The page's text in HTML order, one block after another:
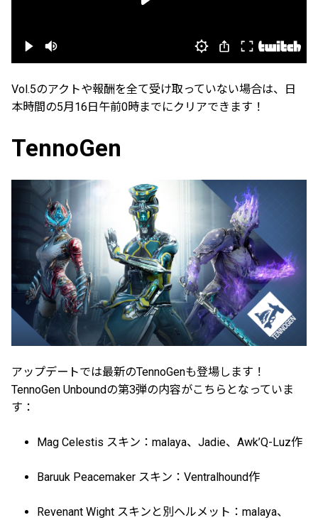
Vol.5のアクトや報酬を全て受け取っていない場合は、日
本時間の5月16日午前0時までにクリアできます！
TennoGen
アップデートでは最新のTennoGenも登場します！
TennoGen Unboundの第3弾の内容がこちらとなっていま
す：
Mag Celestis スキン：malaya、Jadie、Awk’Q-Luz作
Baruuk Peacemaker スキン：Ventralhound作
Revenant Wight スキンと別ヘルメット：malaya、